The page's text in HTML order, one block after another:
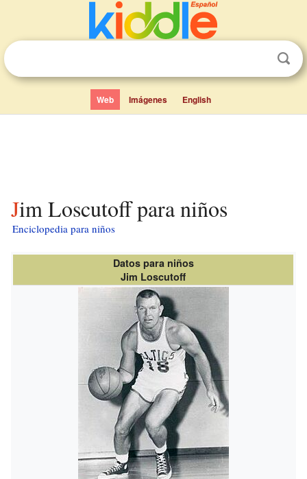
Web Imágenes English
Jim Loscutoff para niños
Enciclopedia para niños
Datos para niños
Jim Loscutoff